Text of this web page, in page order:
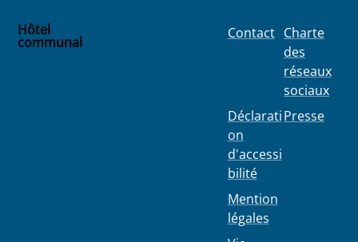
Hôtel
communal
Contact
Déclarati
on
d'accessi
bilité
Mention
légales
Charte
des
réseaux
sociaux
Presse